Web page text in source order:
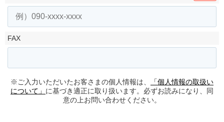
FAX
※ご入力いただいたお客さまの個人情報は、
「個人情報の取扱い
について」 に基づき適正に取り扱います。必ずお読みになり、同
意の上お問い合わせください。